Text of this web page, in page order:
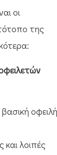
οι
της
οφειλή
λοιπές